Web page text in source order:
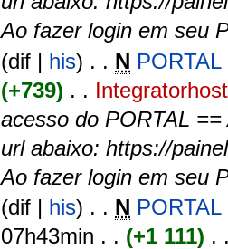
Ao fazer login em seu
(dif | his) . . N
(+739) . . Integratorhost
acesso do PORTAL
url abaixo: https://
Ao fazer login em seu
(dif | his) . . N
07h43min . . (+1 111) .